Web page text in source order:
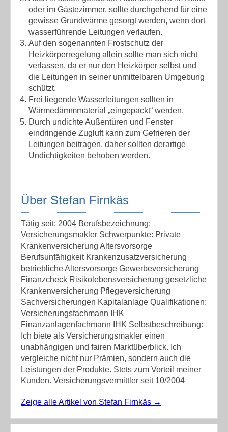
oder im Gästezimmer, sollte durchgehend für eine
gewisse Grundwärme gesorgt werden, wenn dort
wasserführende Leitungen verlaufen.
Auf den sogenannten Frostschutz der
Heizkörperregelung allein sollte man sich nicht
verlassen, da er nur den Heizkörper selbst und
die Leitungen in seiner unmittelbaren Umgebung
schützt.
Frei liegende Wasserleitungen sollten in
Wärmedämmmaterial „eingepackt“ werden.
Durch undichte Außentüren und Fenster
eindringende Zugluft kann zum Gefrieren der
Leitungen beitragen, daher sollten derartige
Undichtigkeiten behoben werden.
Über Stefan Firnkäs
Tätig seit: 2004 Berufsbezeichnung:
Versicherungsmakler Schwerpunkte: Private
Krankenversicherung Altersvorsorge
Berufsunfähigkeit Krankenzusatzversicherung
betriebliche Altersvorsorge Gewerbeversicherung
Finanzcheck Risikolebensversicherung gesetzliche
Krankenversicherung Pflegeversicherung
Sachversicherungen Kapitalanlage Qualifikationen:
Versicherungsfachmann IHK
Finanzanlagenfachmann IHK Selbstbeschreibung:
Ich biete als Versicherungsmakler einen
unabhängigen und fairen Marktüberblick. Ich
vergleiche nicht nur Prämien, sondern auch die
Leistungen der Produkte. Stets zum Vorteil meiner
Kunden. Versicherungsvermittler seit 10/2004
Zeige alle Artikel von Stefan Firnkäs →